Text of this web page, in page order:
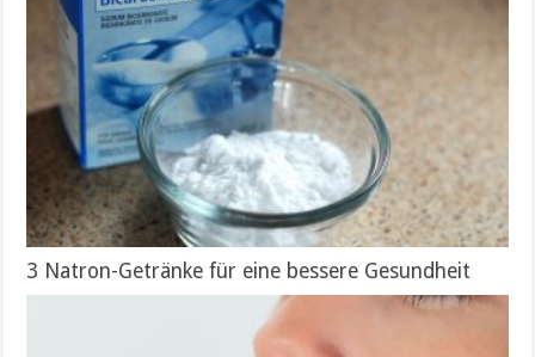
3 Natron-Getränke für eine bessere Gesundheit